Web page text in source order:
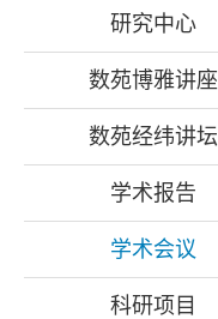
研究中心
数苑博雅讲座
数苑经纬讲坛
学术报告
学术会议
科研项目